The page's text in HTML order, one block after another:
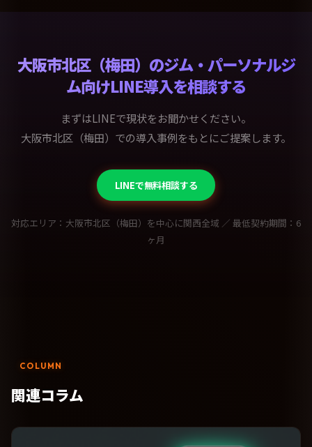
大阪市北区（梅田）のジム・パーソナルジ
ム向けLINE導入を相談する
まずはLINEで現状をお聞かせください。
大阪市北区（梅田）での導入事例をもとにご提案します。
LINEで無料相談する
対応エリア：大阪市北区（梅田）を中心に関西全域 ／ 最低契約期間：6
ヶ月
COLUMN
関連コラム